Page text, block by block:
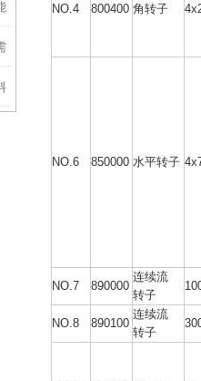
NO.4 800400 角转子
NO.6 850000 水平转子
NO.7 890000
连续流
转子
NO.8 890100
连续流
转子